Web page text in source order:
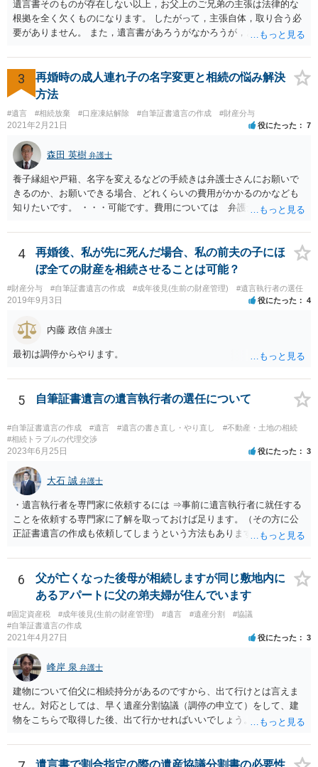
遺言書そのものが存在しない以上，お父上のご兄弟の主張は法律的な
根拠を全く欠くものになります。 したがって，主張自体，取り合う必
要がありません。 また，遺言書があろうがなかろうが，お父上のご兄
ご回答にもありますが， 代理人弁護士をたてて，その弁護士から相手
方に対して， ・相続に関する主張は法的根拠がなく，一切応じないこ
と ・今後一切の連絡をしてこないでほしいこと ・連絡を継続してくる
ようであれば警察への通報や法的措置も辞さないこと などを記載した
書面を発送してもらうことがよろしいように思います。
3
再婚時の成人連れ子の名字変更と相続の悩み解決
方法
#遺言 #相続放棄 #口座凍結解除 #自筆証書遺言の作成 #財産分与
2021年2月21日 役にたった 7
森田 英樹 弁護士
養子縁組や戸籍、名字を変えるなどの手続きは弁護士さんにお願いで
きるのか、お願いできる場合、どれくらいの費用がかかるのかなども
知りたいです。 ・・・可能です。費用については 弁護士と直接面談
ています。 やはり、成人した子のことまでごちゃごちゃ考えず、自分
の事だけ考えるべきなのでしょうか ・・・お子さんの事をまで含め良
い解決案があればお悩みになるのは当然と言えば当然のことです。 彼
と親子関係を結びたいと思っているが、名字は変えたくない・・・養
子縁組の必要があり 氏も変更することになります。 しかし 彼は成人
しているとは言え、自分の子と私の連れ子、全て平等にしたいと希
望。もちろん私もそうできればと思います。 ・・・婚姻前の契約 あ
るいは 遺言書などで その意思を実現する方法はあります。 弁護
士に相談してみてください。
4
再婚後、私が先に死んだ場合、私の前夫の子にほ
ぼ全ての財産を相続させることは可能？
#財産分与 #自筆証書遺言の作成 #成年後見(生前の財産管理) #遺言執行者の選任
2019年9月3日 役にたった 4
内藤 政信 弁護士
最初は調停からやります。
5 自筆証書遺言の遺言執行者の選任について
#自筆証書遺言の作成 #遺言 #遺言の書き直し・やり直し
#不動産・土地の相続
#相続トラブルの代理交渉
2023年6月25日 役にたった 3
大石 誠 弁護士
・遺言執行者を専門家に依頼するには ⇒事前に遺言執行者に就任する
ことを依頼する専門家に了解を取っておけば足ります。（その方に公
正証書遺言の作成も依頼してしまうという方法もあります） 事前に了
ません。 遺言執行者に就任し、遺言執行が完了したときの報酬だけ、
弁護士費用としてかかります。 ・亡くなった際に、法務局に預けた自
筆証書遺言の存在を親族がなかったものにされる可能性 ⇒自筆の遺言
書を法務局に保管した場合、死亡後、法務局に遺言書の有無を照会す
ることになりますので、「法務局に預けた自筆証書遺言の存在を親族
がなかったもの」にすることはできません。 存在をなかったものにす
がありえますが、その予防方法は、遺言者と面談してみないと判断が
難しいです。
6
父が亡くなった後母が相続しますが同じ敷地内に
あるアパートに父の弟夫婦が住んでいます
#固定資産税 #成年後見(生前の財産管理) #遺言 #遺産分割
#協議
#自筆証書遺言の作成
2021年4月27日 役にたった 3
峰岸 泉 弁護士
建物について伯父に相続持分があるのですから、出て行けとは言えま
せん。対応としては、早く遺産分割協議（調停の申立て）をして、建
物をこちらで取得した後、出て行かせればいいでしょう。 建物の固定
っていない部分については請求すればいいと思います。 なお、家賃に
ついては、お父様自身が遺産分割手続をしなかったのですから、あき
遺言書で割合指定の際の遺産協議分割書の必要性